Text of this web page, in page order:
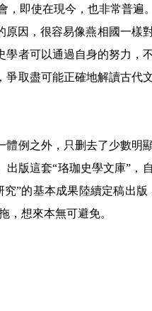
即使在現今，也非常普遍。
因，很容易像燕相國一樣
者可以通過自身的努力，
取盡可能正確地解讀古代
例之外，只删去了少數明
版這套“珞珈史學文庫”，
究”的基本成果陸續定稿出版
，想來本無可避免。